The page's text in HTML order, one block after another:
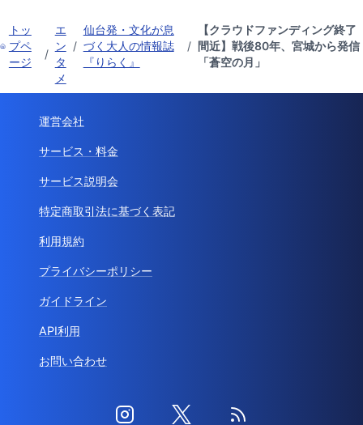
トッ
プペ
ージ
/
エ
ン
タ
メ
/
仙台発・文化が息
づく大人の情報誌
『りらく』
/
【クラウドファンディング終了
間近】戦後80年、宮城から発信
「蒼空の月」
運営会社
サービス・料金
サービス説明会
特定商取引法に基づく表記
利用規約
プライバシーポリシー
ガイドライン
API利用
お問い合わせ